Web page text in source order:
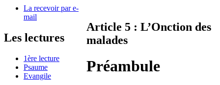
La recevoir par e-
mail
Les lectures
1ère lecture
Psaume
Evangile
Article 5 : L’Onction des
malades
Préambule